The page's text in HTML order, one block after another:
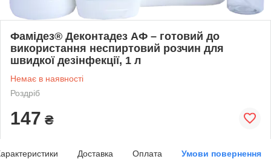
Фамідез® Деконтадез АФ – готовий до
використання неспиртовий розчин для
швидкої дезінфекції, 1 л
Немає в наявності
Роздріб
147 ₴
Доставка Оплата Умови повернення